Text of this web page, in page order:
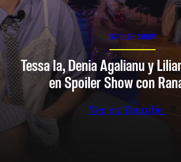
SPOILER SHOW
Tessa Ia, Denia Agalianu y
en Spoiler Show con
Ver en Youtube